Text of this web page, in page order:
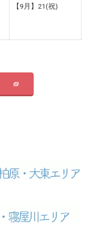
【9月】21(祝)